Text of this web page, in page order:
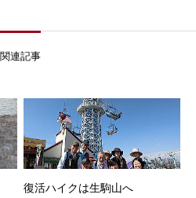
関連記事
復活ハイクは生駒山へ